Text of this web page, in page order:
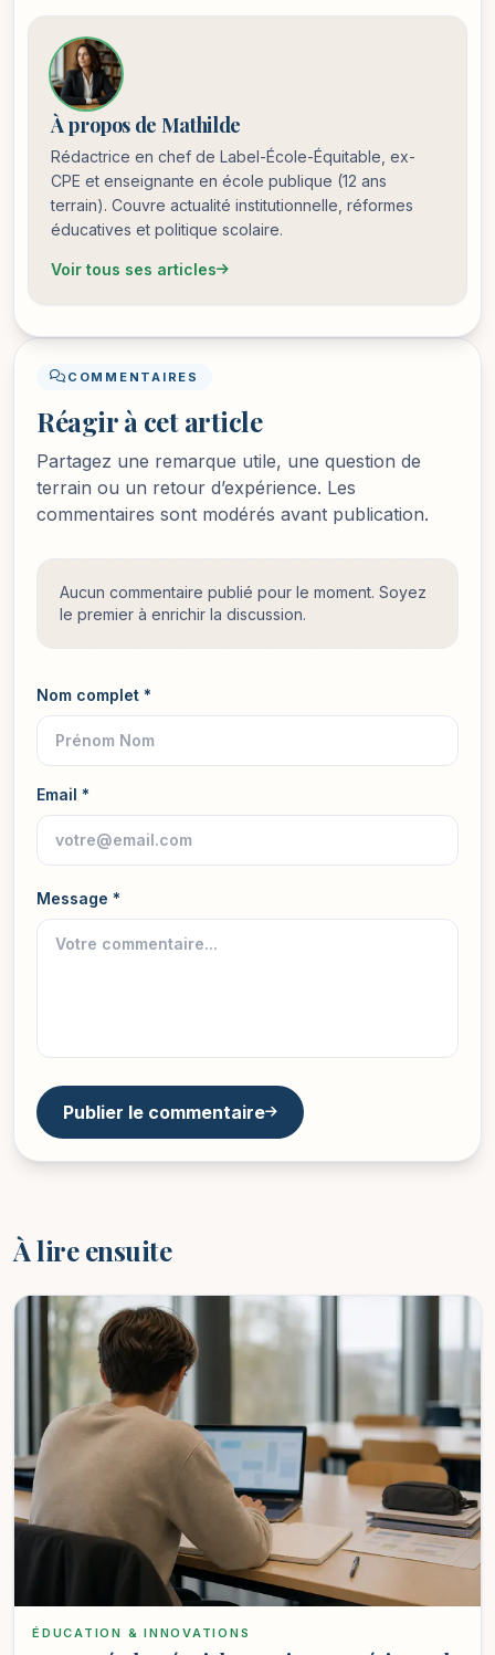
À propos de Mathilde
Rédactrice en chef de Label-École-Équitable, ex-
CPE et enseignante en école publique (12 ans
terrain). Couvre actualité institutionnelle, réformes
éducatives et politique scolaire.
Voir tous ses articles
COMMENTAIRES
Réagir à cet article
Partagez une remarque utile, une question de
terrain ou un retour d’expérience. Les
commentaires sont modérés avant publication.
Aucun commentaire publié pour le moment. Soyez
le premier à enrichir la discussion.
Nom complet *
Email *
Message *
Publier le commentaire
À lire ensuite
ÉDUCATION & INNOVATIONS